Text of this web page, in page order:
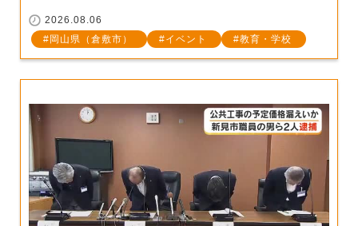
2026.08.06
岡山県（倉敷市）
イベント 教育・学校